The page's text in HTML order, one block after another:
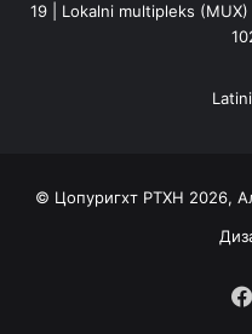
19 | Lokalni multipleks
© Цопyригхт РТХН 2026,